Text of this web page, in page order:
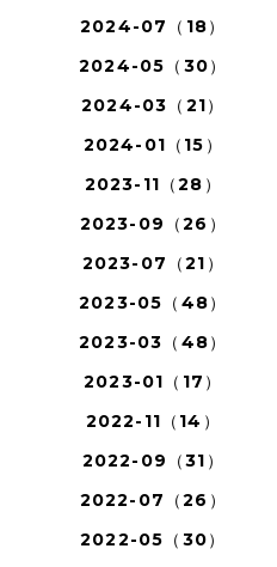
2024-07（18）
2024-05（30）
2024-03（21）
2024-01（15）
2023-11（28）
2023-09（26）
2023-07（21）
2023-05（48）
2023-03（48）
2023-01（17）
2022-11（14）
2022-09（31）
2022-07（26）
2022-05（30）